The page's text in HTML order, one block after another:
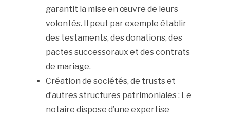
garantit la mise en œuvre de leurs
volontés. Il peut par exemple établir
des testaments, des donations, des
pactes successoraux et des contrats
de mariage.
Création de sociétés, de trusts et
d’autres structures patrimoniales : Le
notaire dispose d’une expertise